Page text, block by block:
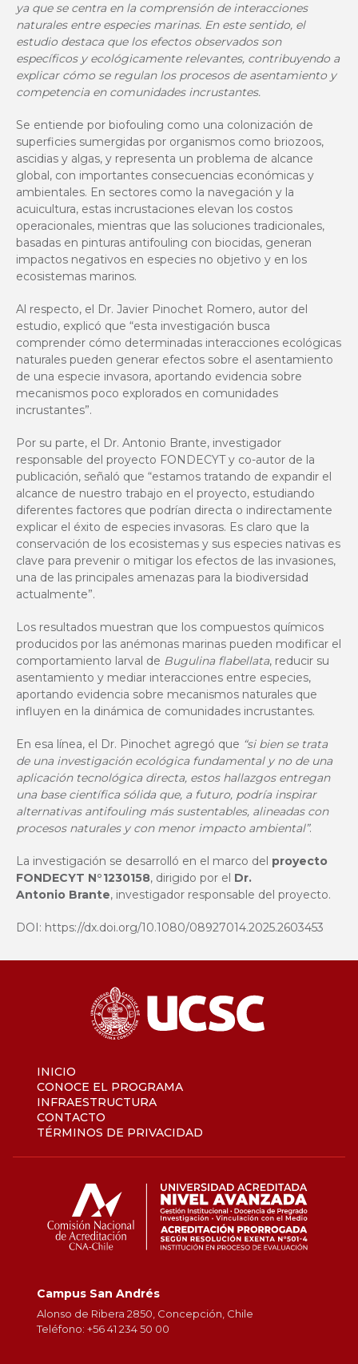
ya que se centra en la comprensión de interacciones
naturales entre especies marinas. En este sentido, el
estudio destaca que los efectos observados son
específicos y ecológicamente relevantes, contribuyendo a
explicar cómo se regulan los procesos de asentamiento y
competencia en comunidades incrustantes.
Se entiende por biofouling como una colonización de
superficies sumergidas por organismos como briozoos,
ascidias y algas, y representa un problema de alcance
global, con importantes consecuencias económicas y
ambientales. En sectores como la navegación y la
acuicultura, estas incrustaciones elevan los costos
operacionales, mientras que las soluciones tradicionales,
basadas en pinturas antifouling con biocidas, generan
impactos negativos en especies no objetivo y en los
ecosistemas marinos.
Al respecto, el Dr. Javier Pinochet Romero, autor del
estudio, explicó que “esta investigación busca
comprender cómo determinadas interacciones ecológicas
naturales pueden generar efectos sobre el asentamiento
de una especie invasora, aportando evidencia sobre
mecanismos poco explorados en comunidades
incrustantes”.
Por su parte, el Dr. Antonio Brante, investigador
responsable del proyecto FONDECYT y co-autor de la
publicación, señaló que “estamos tratando de expandir el
alcance de nuestro trabajo en el proyecto, estudiando
diferentes factores que podrían directa o indirectamente
explicar el éxito de especies invasoras. Es claro que la
conservación de los ecosistemas y sus especies nativas es
clave para prevenir o mitigar los efectos de las invasiones,
una de las principales amenazas para la biodiversidad
actualmente”.
Los resultados muestran que los compuestos químicos
producidos por las anémonas marinas pueden modificar el
comportamiento larval de Bugulina flabellata, reducir su
asentamiento y mediar interacciones entre especies,
aportando evidencia sobre mecanismos naturales que
influyen en la dinámica de comunidades incrustantes.
En esa línea, el Dr. Pinochet agregó que “si bien se trata
de una investigación ecológica fundamental y no de una
aplicación tecnológica directa, estos hallazgos entregan
una base científica sólida que, a futuro, podría inspirar
alternativas antifouling más sustentables, alineadas con
procesos naturales y con menor impacto ambiental”.
La investigación se desarrolló en el marco del proyecto
FONDECYT N°1230158, dirigido por el Dr.
Antonio Brante, investigador responsable del proyecto.
DOI: https://dx.doi.org/10.1080/08927014.2025.2603453
INICIO
CONOCE EL PROGRAMA
INFRAESTRUCTURA
CONTACTO
TÉRMINOS DE PRIVACIDAD
Campus San Andrés
Alonso de Ribera 2850, Concepción, Chile
Teléfono: +56 41 234 50 00